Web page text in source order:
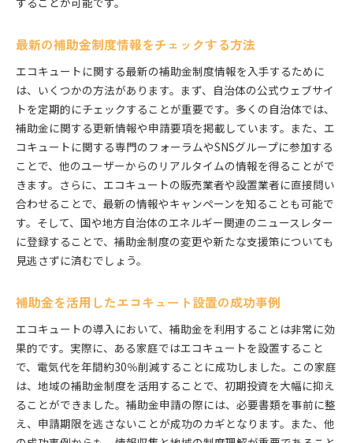
最新の補助金制度情報をチェックする方法
エコキュートに関する最新の補助金制度情報を入手するために
は、いくつかの方法があります。まず、自治体の公式ウェブサイ
トを定期的にチェックすることが重要です。多くの自治体では、
補助金に関する更新情報や申請要項を掲載しています。また、エ
コキュートに関する専門のフォーラムやSNSグループに参加する
ことで、他のユーザーからのリアルタイムの情報を得ることがで
きます。さらに、エコキュートの販売業者や設置業者に直接問い
合わせることで、最新の情報やキャンペーンを知ることも可能で
す。そして、国や地方自治体のエネルギー関連のニュースレター
に登録することで、補助金制度の変更や新たな支援策についても
見逃さずに済むでしょう。
補助金を活用したエコキュート設置の成功事例
エコキュートの導入において、補助金を利用することは非常に効
果的です。実際に、ある家庭ではエコキュートを設置すること
で、電気代を年間約30％削減することに成功しました。この家庭
は、地域の補助金制度を活用することで、初期投資を大幅に抑え
ることができました。補助金申請の際には、必要書類を事前に整
え、申請期限を逃さないことが成功のカギとなります。また、他